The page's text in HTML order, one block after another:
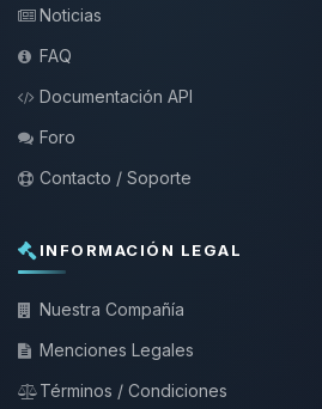
Noticias
FAQ
Documentación API
Foro
Contacto / Soporte
INFORMACIÓN LEGAL
Nuestra Compañía
Menciones Legales
Términos / Condiciones